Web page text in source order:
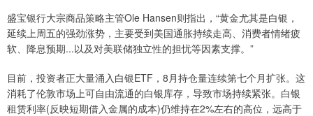
盛宝银行大宗商品策略主管Ole Hansen则指出，“黄金尤其是白银，
延续上周五的强劲涨势，主要受到美国通胀持续走高、消费者情绪疲
软、降息预期...以及对美联储独立性的担忧等因素支撑。”
目前，投资者正大量涌入白银ETF，8月持仓量连续第七个月扩张。这
消耗了伦敦市场上可自由流通的白银库存，导致市场持续紧张。白银
租赁利率(反映短期借入金属的成本)仍维持在2%左右的高位，远高于